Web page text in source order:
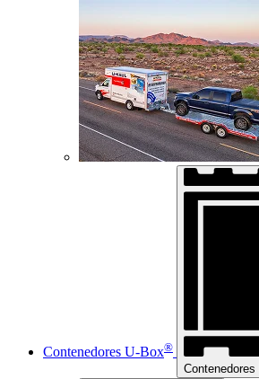
Contenedores U-Box®
Contenedores